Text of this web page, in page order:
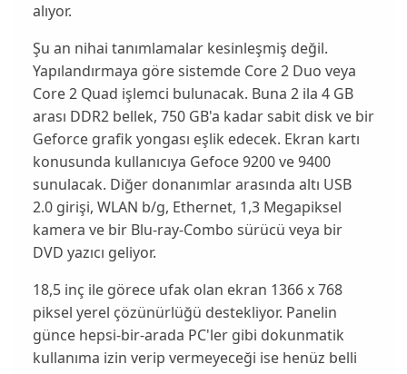
alıyor.
Şu an nihai tanımlamalar kesinleşmiş değil.
Yapılandırmaya göre sistemde Core 2 Duo veya
Core 2 Quad işlemci bulunacak. Buna 2 ila 4 GB
arası DDR2bellek, 750 GB'a kadar sabit disk ve bir
Geforce grafik yongası eşlik edecek. Ekran kartı
konusunda kullanıcıya Gefoce 9200ve9400
sunulacak. Diğer donanımlar arasında altı USB
2.0 girişi, WLAN b/g, Ethernet, 1,3 Megapiksel
kamera ve bir Blu-ray-Combo sürücü veya bir
DVD yazıcı geliyor.
18,5 inç ile görece ufak olan ekran 1366 x 768
piksel yerel çözünürlüğü destekliyor. Panelin
günce hepsi-bir-arada PC'ler gibi dokunmatik
kullanıma izin verip vermeyeceği ise henüz belli